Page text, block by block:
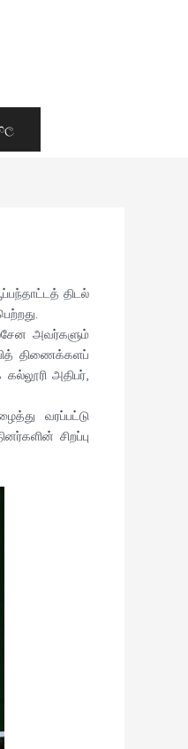
திடல்
அவர்களும்
திணைக்களப்
அதிபர்,
வரப்பட்டு
சிறப்பு